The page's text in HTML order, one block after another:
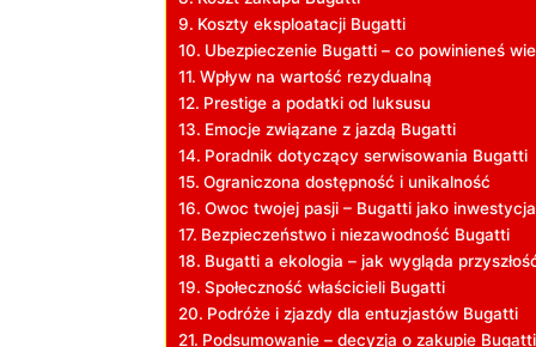
Koszty eksploatacji Bugatti
Ubezpieczenie Bugatti – co powinieneś
Wpływ na wartość rezydualną
Prestige a podatki od luksusu
Emocje związane z jazdą Bugatti
Poradnik dotyczący serwisowania Bugatti
Ograniczona dostępność i unikalność
Owoc twojej pasji – Bugatti jako inwestycja
Bezpieczeństwo i niezawodność Bugatti
Bugatti a ekologia – jak wygląda
Społeczność właścicieli Bugatti
Podróże i zjazdy dla entuzjastów Bugatti
Podsumowanie – decyzja o zakupie Bugatti